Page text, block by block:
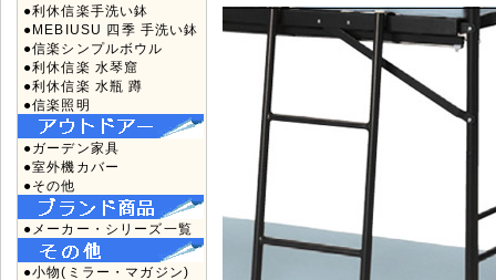
●利休信楽手洗い鉢
●MEBIUSU 四季 手洗い鉢
●信楽シンプルボウル
●利休信楽 水琴窟
●利休信楽 水瓶 蹲
●信楽照明
●ガーデン家具
●室外機カバー
●その他
●メーカー・シリーズ一覧
●小物(ミラー・マガジン)